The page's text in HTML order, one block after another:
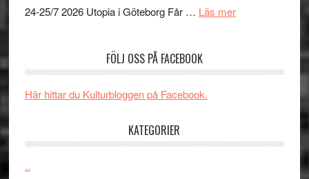
Man
24-25/7 2026 Utopia i Göteborg Får … Läs merom
energi
åring
FÖLJ OSS PÅ FACEBOOK
Här hittar du Kulturbloggen på Facebook.
KATEGORIER
..